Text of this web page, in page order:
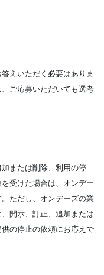
えいただく必要はありま
ご応募いただいても選考
または削除、利用の停
受けた場合は、オンデー
ただし、オンデーズの業
開示、訂正、追加または
の停止の依頼にお応えで